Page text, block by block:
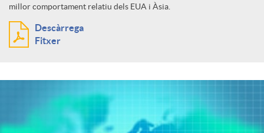
millor comportament relatiu dels EUA i Àsia.
Descàrrega
Fitxer